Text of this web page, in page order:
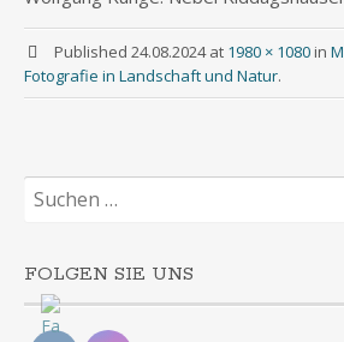
Published 24.08.2024at 1980 × 1080in
Fotografie in Landschaft und Natur.
Suchen
nach:
FOLGEN SIE UNS